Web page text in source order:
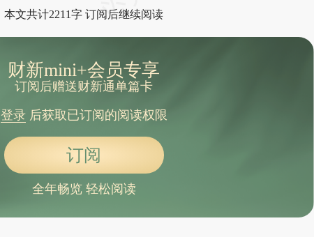
本文共计2211字 订阅后继续阅读
财新mini+会员专享
订阅后赠送财新通单篇卡
登录后获取已订阅的阅读权限
订阅
全年畅览 轻松阅读